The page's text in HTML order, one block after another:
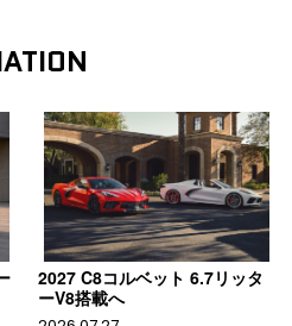
2027 C8コルベット 6.7リッタ
ーV8搭載へ